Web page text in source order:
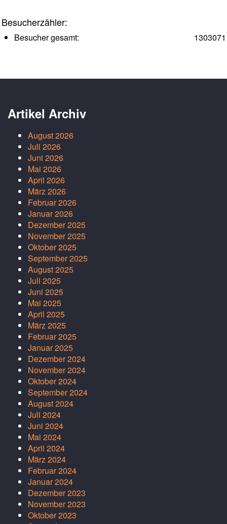
Besucherzähler:
1303071
Besucher gesamt:
Artikel Archiv
August 2026
Juli 2026
Juni 2026
Mai 2026
April 2026
März 2026
Februar 2026
Januar 2026
Dezember 2025
November 2025
Oktober 2025
September 2025
August 2025
Juli 2025
Juni 2025
Mai 2025
April 2025
März 2025
Februar 2025
Januar 2025
Dezember 2024
November 2024
Oktober 2024
September 2024
August 2024
Juli 2024
Juni 2024
Mai 2024
April 2024
März 2024
Februar 2024
Januar 2024
Dezember 2023
November 2023
Oktober 2023